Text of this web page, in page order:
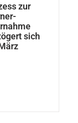
zur
sich